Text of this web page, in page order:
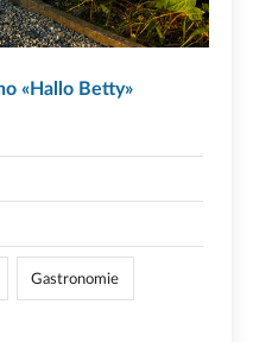
«Hallo Betty»
Gastronomie